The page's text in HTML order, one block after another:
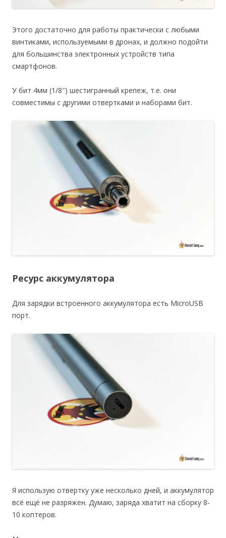
Этого достаточно для работы практически с любыми
винтиками, используемыми в дронах, и должно подойти
для большинства электронных устройств типа
смартфонов.
У бит 4мм (1/8″) шестигранный крепеж, т.е. они
совместимы с другими отвертками и наборами бит.
Ресурс аккумулятора
Для зарядки встроенного аккумулятора есть MicroUSB
порт.
Я использую отвертку уже несколько дней, и аккумулятор
всё ещё не разряжен. Думаю, заряда хватит на сборку 8-
10 коптеров.